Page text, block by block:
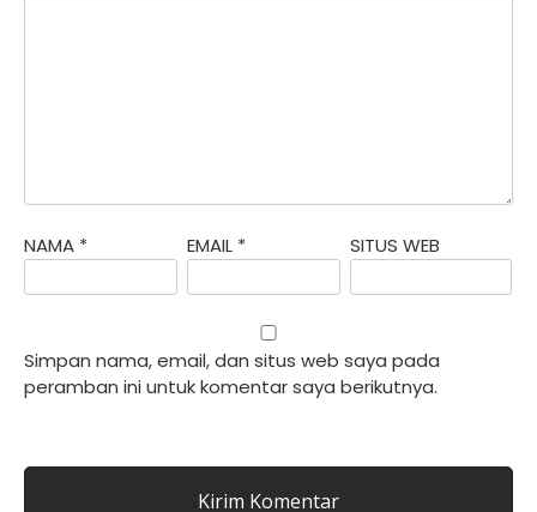
NAMA * EMAIL * SITUS WEB
Simpan nama, email, dan situs web saya pada
peramban ini untuk komentar saya berikutnya.